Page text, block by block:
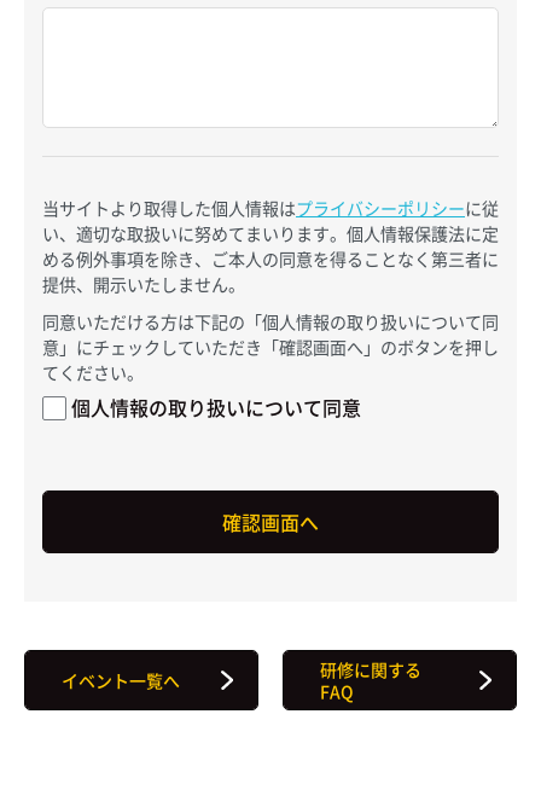
当サイトより取得した個人情報はプライバシーポリシーに従
い、適切な取扱いに努めてまいります。個人情報保護法に定
める例外事項を除き、ご本人の同意を得ることなく第三者に
提供、開示いたしません。
同意いただける方は下記の「個人情報の取り扱いについて同
意」にチェックしていただき「確認画面へ」のボタンを押し
てください。
個人情報の取り扱いについて同意
イベント一覧へ
研修に関する
FAQ